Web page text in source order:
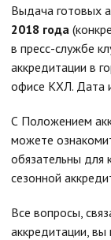
Выдача готовых
2018 года
в пресс-службе
аккредитации в
офисе КХЛ. Дата
С Положением
можете
обязательны для
сезонной
Все вопросы,
аккредитации,